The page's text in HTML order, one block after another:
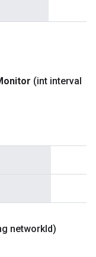
(int interval
networkId)